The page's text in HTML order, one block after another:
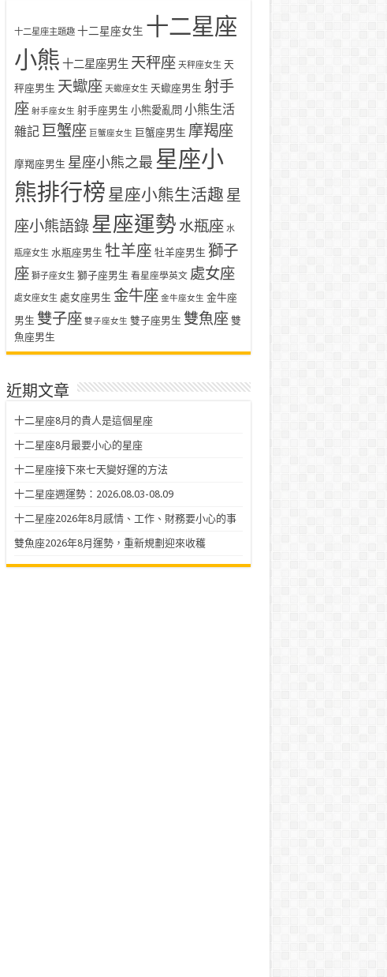
十二星座主題趣 十二星座女生 十二星座
小熊 十二星座男生 天秤座 天秤座女生 天
秤座男生 天蠍座 天蠍座女生 天蠍座男生 射手
座 射手座女生 射手座男生 小熊愛亂問 小熊生活
雜記 巨蟹座 巨蟹座女生 巨蟹座男生 摩羯座
摩羯座男生 星座小熊之最 星座小
熊排行榜 星座小熊生活趣 星
座小熊語錄星座運勢 水瓶座 水
瓶座女生 水瓶座男生 牡羊座 牡羊座男生 獅子
座 獅子座女生 獅子座男生 看星座學英文 處女座
處女座女生 處女座男生 金牛座 金牛座女生 金牛座
男生 雙子座 雙子座女生 雙子座男生 雙魚座 雙
魚座男生
近期文章
十二星座8月的貴人是這個星座
十二星座8月最要小心的星座
十二星座接下來七天變好運的方法
十二星座週運勢：2026.08.03-08.09
十二星座2026年8月感情、工作、財務要小心的事
雙魚座2026年8月運勢，重新規劃迎來收穫